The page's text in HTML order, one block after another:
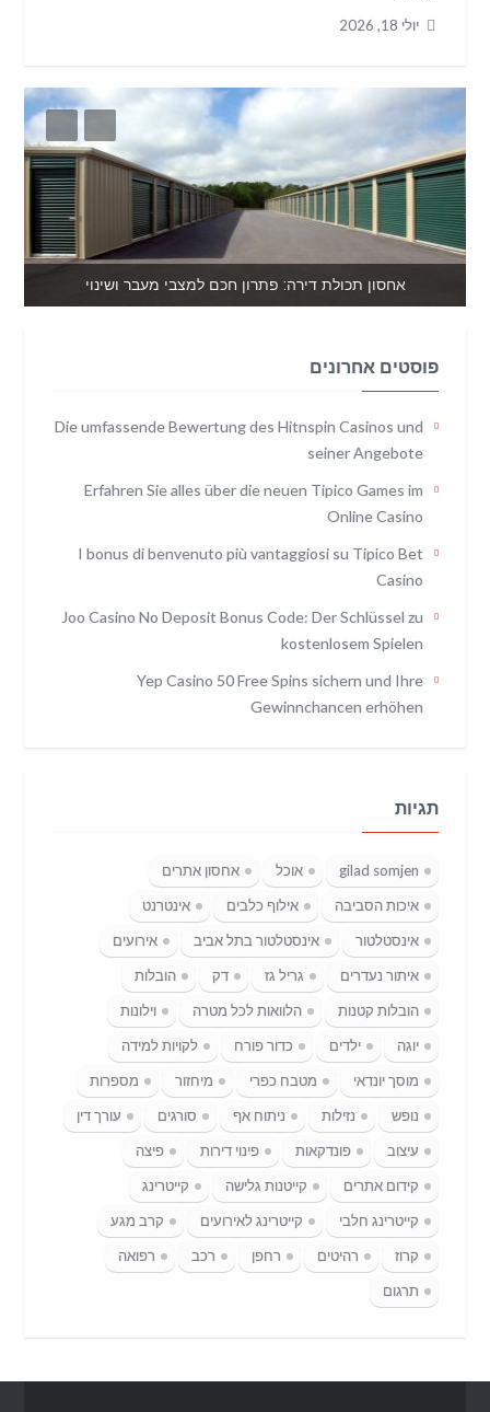
יולי 18, 2026
אחסון תכולת דירה: פתרון חכם למצבי מעבר ושינוי
פוסטים אחרונים
Die umfassende Bewertung des Hitnspin Casinos und
seiner Angebote
Erfahren Sie alles über die neuen Tipico Games im
Online Casino
I bonus di benvenuto più vantaggiosi su Tipico Bet
Casino
Joo Casino No Deposit Bonus Code: Der Schlüssel zu
kostenlosem Spielen
Yep Casino 50 Free Spins sichern und Ihre
Gewinnchancen erhöhen
תגיות
gilad somjen אוכל
אחסון אתרים
איכות הסביבה
אילוף כלבים
אינטרנט
אינסטלטור
אינסטלטור בתל אביב
אירועים
איתור נעדרים
גריל גז דק
הובלות
הובלות קטנות
הלוואות לכל מטרה
וילונות
יוגה
ילדים כדור פורח
לקויות למידה
מוסך יונדאי
מטבח כפרי מיחזור
מספרות
נופש
נזילות ניתוח אף סורגים
עורך דין
עיצוב
פונדקאות פינוי דירות
פיצה
קידום אתרים
קייטנות גלישה
קייטרינג
קייטרינג חלבי
קייטרינג לאירועים
קרב מגע
קרוז
רהיטים רחפן רכב
רפואה
תרגום